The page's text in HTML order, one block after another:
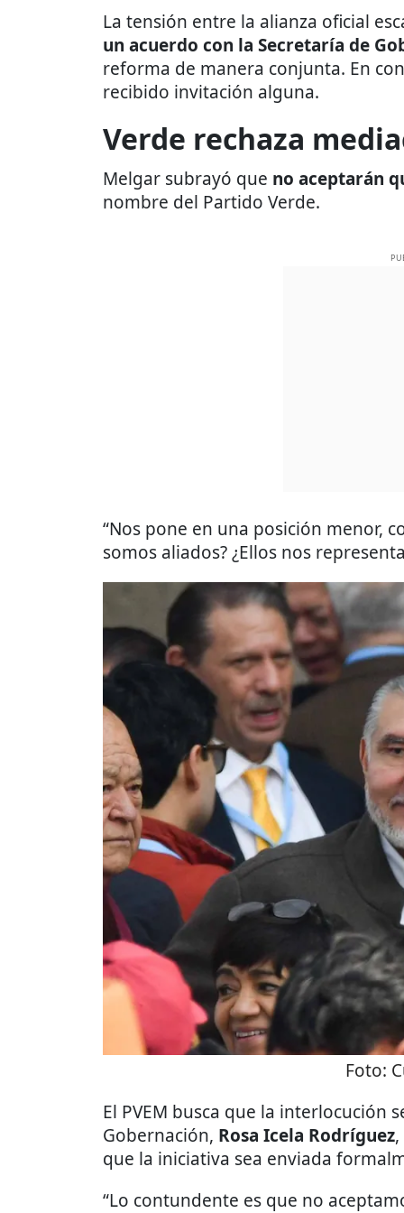
La tensión entre la alianza oficial
un acuerdo con la Secretaría de
reforma de manera conjunta. En
recibido invitación alguna.
Verde rechaza
Melgar subrayó que no aceptarán
nombre del Partido Verde.
“Nos pone en una posición menor,
somos aliados? ¿Ellos nos
Foto:
El PVEM busca que la interlocución
Gobernación, Rosa Icela Rodríguez
que la iniciativa sea enviada
“Lo contundente es que no